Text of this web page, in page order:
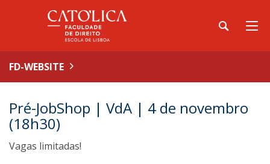
FD-WEBSITE
Pré-JobShop | VdA | 4 de novembro
(18h30)
Vagas limitadas!